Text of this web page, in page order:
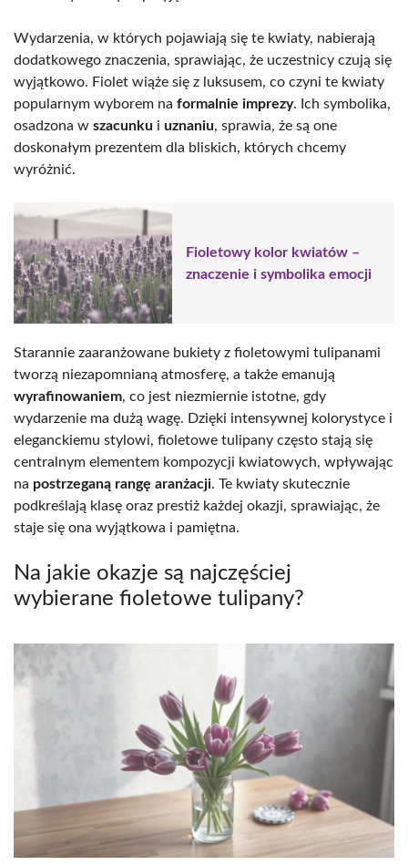
Wydarzenia, w których pojawiają się te kwiaty, nabierają
dodatkowego znaczenia, sprawiając, że uczestnicy czują się
wyjątkowo. Fiolet wiąże się z luksusem, co czyni te kwiaty
popularnym wyborem na formalnie imprezy. Ich symbolika,
osadzona w szacunku i uznaniu, sprawia, że są one
doskonałym prezentem dla bliskich, których chcemy
wyróżnić.
Fioletowy kolor kwiatów –
znaczenie i symbolika emocji
Starannie zaaranżowane bukiety z fioletowymi tulipanami
tworzą niezapomnianą atmosferę, a także emanują
wyrafinowaniem, co jest niezmiernie istotne, gdy
wydarzenie ma dużą wagę. Dzięki intensywnej kolorystyce i
eleganckiemu stylowi, fioletowe tulipany często stają się
centralnym elementem kompozycji kwiatowych, wpływając
na postrzeganą rangę aranżacji. Te kwiaty skutecznie
podkreślają klasę oraz prestiż każdej okazji, sprawiając, że
staje się ona wyjątkowa i pamiętna.
Na jakie okazje są najczęściej
wybierane fioletowe tulipany?